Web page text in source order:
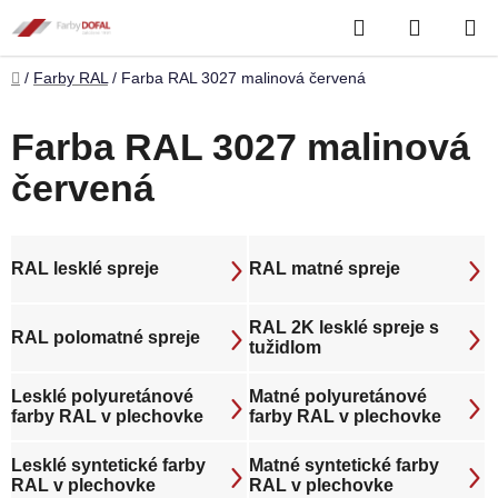
na
obsah
Hľadať
KOŠÍK
Domov
/ Farby RAL / Farba RAL 3027 malinová červená
Farba RAL 3027 malinová
červená
RAL lesklé spreje RAL matné spreje
RAL polomatné spreje
RAL 2K lesklé spreje s
tužidlom
Lesklé polyuretánové
farby RAL v plechovke
Matné polyuretánové
farby RAL v plechovke
Lesklé syntetické farby
RAL v plechovke
Matné syntetické farby
RAL v plechovke